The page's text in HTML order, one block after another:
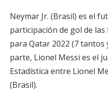
Neymar Jr. (Brasil) es el
participación de gol de
para Qatar 2022 (7 tantos
parte, Lionel Messi es el
Estadística entre Lionel
(Brasil).